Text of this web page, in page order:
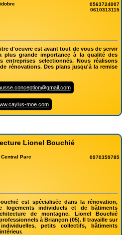
0563724007
0610313115
d'oeuvre est avant tout de vous de servir
plus grande importance à la qualité des
entreprises selectionnés. Nous réalisons
rénovations. Des plans jusqu'à la remise
moe.com
Lionel Bouchié
Parc
0970359785
est spécialisée dans la rénovation,
logements individuels et de bâtiments
de montagne. Lionel Bouchié
à Briançon (05). Il travaille sur
petits collectifs, bâtiments